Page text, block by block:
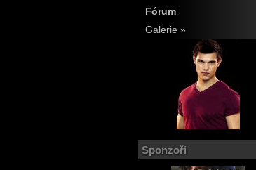
Fórum
Galerie »
Sponzoři